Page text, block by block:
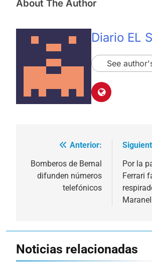
About The Author
Diario EL
See
Navegación
de
entradas
Anterior:
Bomberos de Bernal
difunden números
telefónicos
Por la
Ferrari
Noticias relacionadas